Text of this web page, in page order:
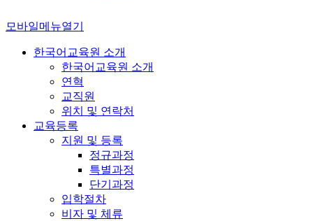
모바일메뉴열기
한국어교육원 소개
한국어교육원 소개
연혁
교직원
위치 및 연락처
교육등록
지원 및 등록
정규과정
특별과정
단기과정
입학절차
비자 및 체류